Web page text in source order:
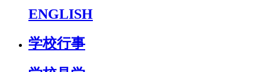
ENGLISH
学校行事